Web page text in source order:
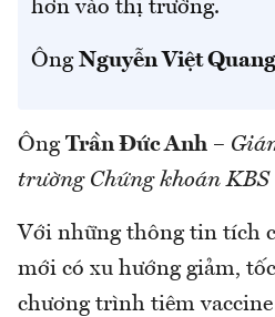
hơn vào thị trường.
Ông Nguyễn Việt Quang
Ông Trần Đức Anh –
trường Chứng khoán KBS
Với những thông tin tích
mới có xu hướng giảm,
chương trình tiêm